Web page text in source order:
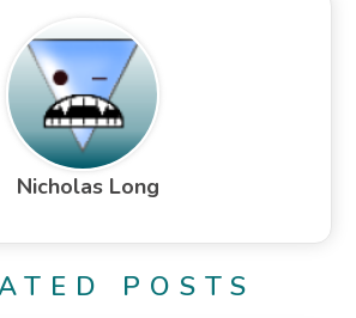
Nicholas Long
POSTS